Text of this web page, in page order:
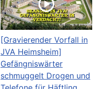
[Gravierender Vorfall in
JVA Heimsheim]
Gefängniswärter
schmuggelt Drogen und